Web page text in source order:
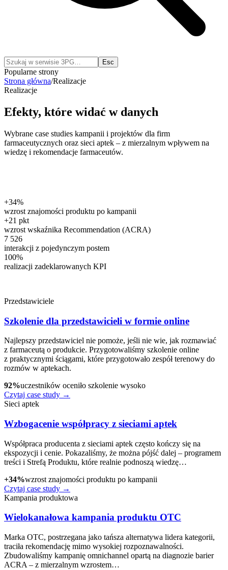
Esc
Popularne strony
Strona główna/Realizacje
Realizacje
Efekty, które widać w danych
Wybrane case studies kampanii i projektów dla firm
farmaceutycznych oraz sieci aptek – z mierzalnym wpływem na
wiedzę i rekomendacje farmaceutów.
+34%
wzrost znajomości produktu po kampanii
+21 pkt
wzrost wskaźnika Recommendation (ACRA)
7 526
interakcji z pojedynczym postem
100%
realizacji zadeklarowanych KPI
Przedstawiciele
Szkolenie dla przedstawicieli w formie online
Najlepszy przedstawiciel nie pomoże, jeśli nie wie, jak rozmawiać
z farmaceutą o produkcie. Przygotowaliśmy szkolenie online
z praktycznymi ściągami, które przygotowało zespół terenowy do
rozmów w aptekach.
92%uczestników oceniło szkolenie wysoko
Czytaj case study →
Sieci aptek
Wzbogacenie współpracy z sieciami aptek
Współpraca producenta z sieciami aptek często kończy się na
ekspozycji i cenie. Pokazaliśmy, że można pójść dalej – programem
treści i Strefą Produktu, które realnie podnoszą wiedzę…
+34%wzrost znajomości produktu po kampanii
Czytaj case study →
Kampania produktowa
Wielokanałowa kampania produktu OTC
Marka OTC, postrzegana jako tańsza alternatywa lidera kategorii,
traciła rekomendację mimo wysokiej rozpoznawalności.
Zbudowaliśmy kampanię omnichannel opartą na diagnozie barier
ACRA – z mierzalnym wzrostem…